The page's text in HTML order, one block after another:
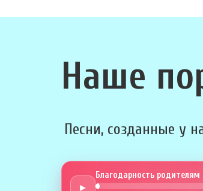
Наше
Песни, созданные у
►
Благодарность родителям